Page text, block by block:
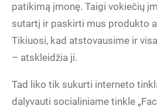
patikimą įmonę. Taigi vokiečių
sutartį ir paskirti mus produkto
Tikiuosi, kad atstovausime ir
– atskleidžia ji.
Tad liko tik sukurti interneto
dalyvauti socialiniame tinkle